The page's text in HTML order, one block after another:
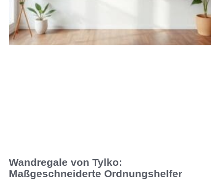
Wandregale von Tylko:
Maßgeschneiderte Ordnungshelfer